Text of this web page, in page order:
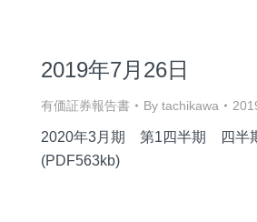
2019年7月26日
有価証券報告書 By tachikawa
2020年3月期 第1四半期 四半
(PDF563kb)